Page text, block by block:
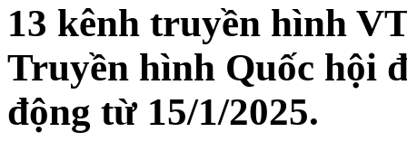
13 kênh truyền hình
Truyền hình Quốc hội
động từ 15/1/2025.